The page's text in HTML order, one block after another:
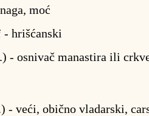
moć
- hrišćanski
- osnivač manastira ili
- veći, obično vladarski,